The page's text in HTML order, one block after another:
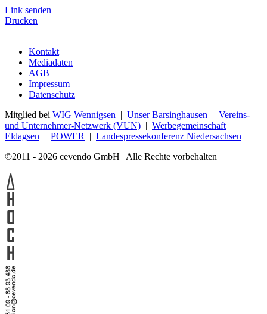
Link senden
Drucken
Kontakt
Mediadaten
AGB
Impressum
Datenschutz
Mitglied bei WIG Wennigsen | Unser Barsinghausen | Vereins-
und Unternehmer-Netzwerk (VUN) | Werbegemeinschaft
Eldagsen | POWER | Landespressekonferenz Niedersachsen
©2011 - 2026 cevendo GmbH | Alle Rechte vorbehalten